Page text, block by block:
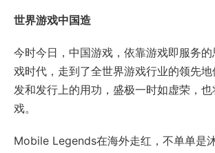
世界游戏中国造
今时今日，中国游戏，依靠游戏即服务
戏时代，走到了全世界游戏行业的领先
发和发行上的用功，盛极一时如虚荣，
戏。
Mobile Legends在海外走红，不单单是